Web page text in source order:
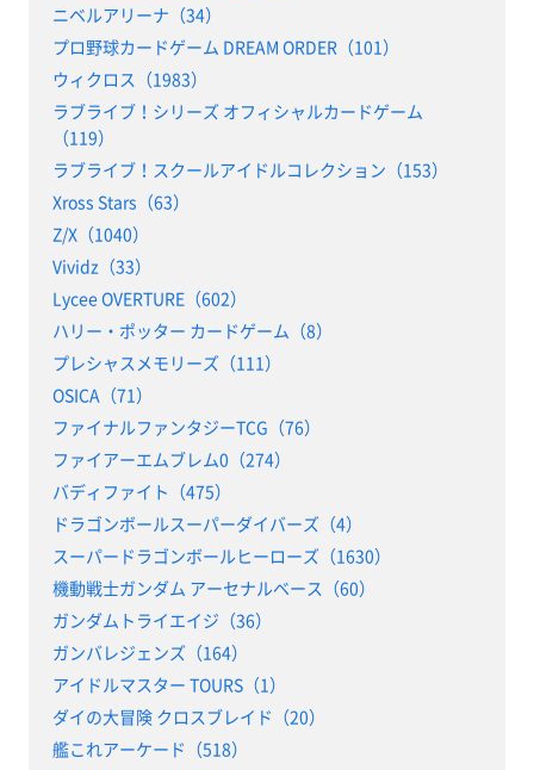
ニベルアリーナ（34）
プロ野球カードゲーム DREAM ORDER（101）
ウィクロス（1983）
ラブライブ！シリーズ オフィシャルカードゲーム
（119）
ラブライブ！スクールアイドルコレクション（153）
Xross Stars（63）
Z/X（1040）
Vividz（33）
Lycee OVERTURE（602）
ハリー・ポッター カードゲーム（8）
プレシャスメモリーズ（111）
OSICA（71）
ファイナルファンタジーTCG（76）
ファイアーエムブレム0（274）
バディファイト（475）
ドラゴンボールスーパーダイバーズ（4）
スーパードラゴンボールヒーローズ（1630）
機動戦士ガンダム アーセナルベース（60）
ガンダムトライエイジ（36）
ガンバレジェンズ（164）
アイドルマスター TOURS（1）
ダイの大冒険 クロスブレイド（20）
艦これアーケード（518）